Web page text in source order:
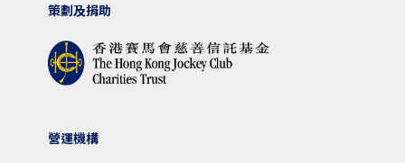
策劃及捐助
營運機構